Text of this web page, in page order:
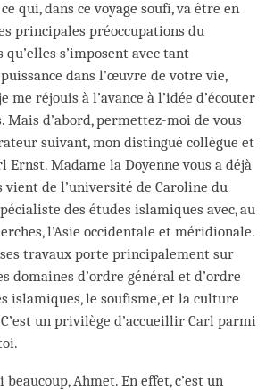
ce qui, dans ce voyage soufi, va être en
principales préoccupations du
s’imposent avec tant
dans l’œuvre de votre vie,
me réjouis à l’avance à l’idée d’écouter
Mais d’abord, permettez-moi de vous
suivant, mon distingué collègue et
Ernst. Madame la Doyenne vous a déjà
vient de l’université de Caroline du
des études islamiques avec, au
l’Asie occidentale et méridionale.
travaux porte principalement sur
domaines d’ordre général et d’ordre
islamiques, le soufisme, et la culture
un privilège d’accueillir Carl parmi
beaucoup, Ahmet. En effet, c’est un